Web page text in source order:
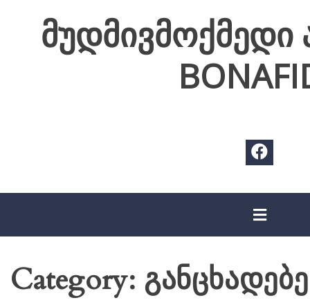
მუდმივმოქმედი
Category: